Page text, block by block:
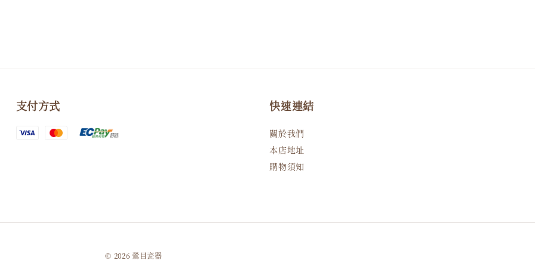
支付方式 快速連結
關於我們
本店地址
購物須知
© 2026 鶯目瓷器